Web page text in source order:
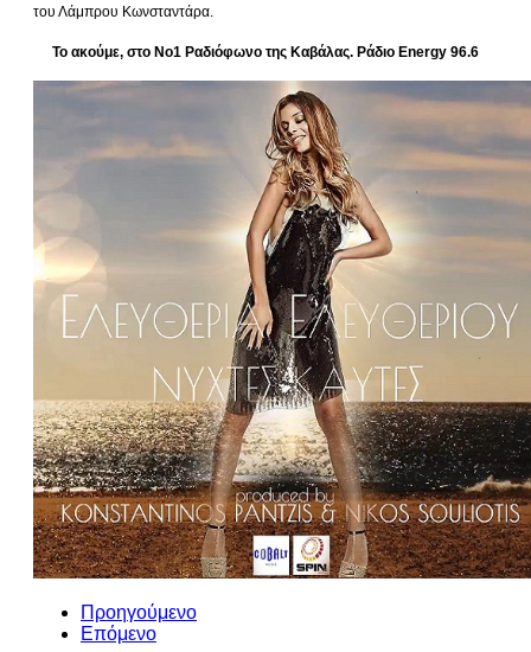
του Λάμπρου Κωνσταντάρα.
Το ακούμε, στο Νο1 Ραδιόφωνο της Καβάλας. Ράδιο Εnergy 96.6
Προηγούμενο
Επόμενο